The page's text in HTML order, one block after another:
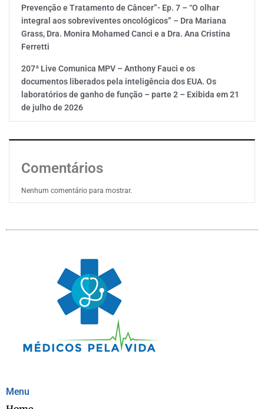
Prevenção e Tratamento de Câncer”- Ep. 7 – “O olhar
integral aos sobreviventes oncológicos” – Dra Mariana
Grass, Dra. Monira Mohamed Canci e a Dra. Ana Cristina
Ferretti
207ª Live Comunica MPV – Anthony Fauci e os
documentos liberados pela inteligência dos EUA. Os
laboratórios de ganho de função – parte 2 – Exibida em 21
de julho de 2026
Comentários
Nenhum comentário para mostrar.
Menu